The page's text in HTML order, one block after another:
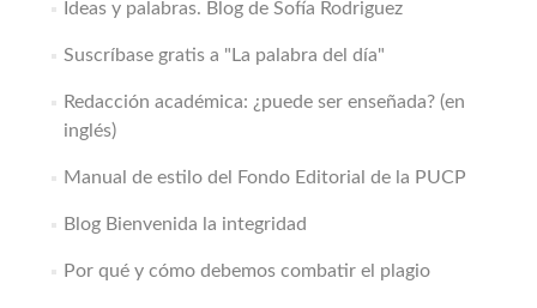
Ideas y palabras. Blog de Sofía Rodriguez
Suscríbase gratis a "La palabra del día"
Redacción académica: ¿puede ser enseñada? (en
inglés)
Manual de estilo del Fondo Editorial de la PUCP
Blog Bienvenida la integridad
Por qué y cómo debemos combatir el plagio